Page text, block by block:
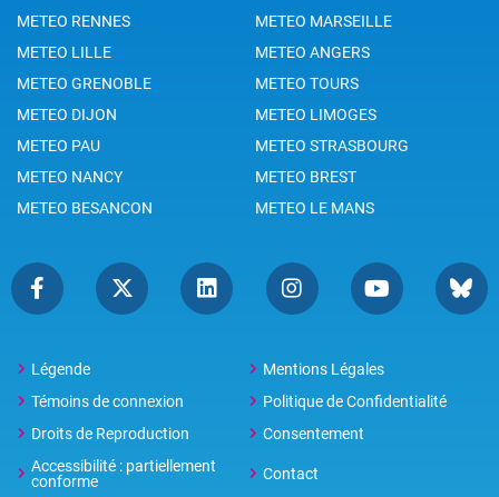
METEO RENNES
METEO MARSEILLE
METEO LILLE
METEO ANGERS
METEO GRENOBLE
METEO TOURS
METEO DIJON
METEO LIMOGES
METEO PAU
METEO STRASBOURG
METEO NANCY
METEO BREST
METEO BESANCON
METEO LE MANS
Légende
Mentions Légales
Témoins de connexion
Politique de Confidentialité
Droits de Reproduction
Consentement
Accessibilité : partiellement
conforme
Contact